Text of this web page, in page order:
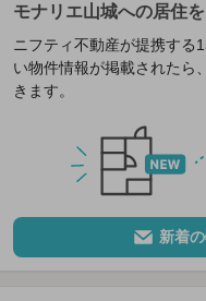
モナリエ山城への居住
ニフティ不動産が提携する
い物件情報が掲載されたら
きます。
新着